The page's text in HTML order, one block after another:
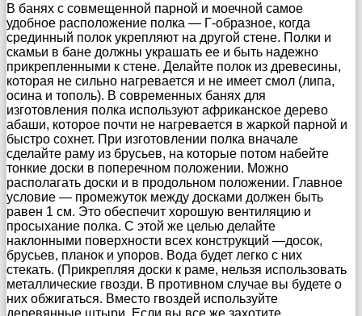
В банях с совмещенной парной и моечной самое
удобное расположение полка — Г-образное, когда
срединный полок укрепляют на другой стене. Полки и
скамьи в бане должны украшать ее и быть надежно
прикрепленными к стене. Делайте полок из древесины,
которая не сильно нагревается и не имеет смол (липа,
осина и тополь). В современных банях для
изготовления полка используют африканское дерево
абаши, которое почти не нагревается в жаркой парной и
быстро сохнет. При изготовлении полка вначале
сделайте раму из брусьев, на которые потом набейте
тонкие доски в поперечном положении. Можно
располагать доски и в продольном положении. Главное
условие — промежуток между досками должен быть
равен 1 см. Это обеспечит хорошую вентиляцию и
просыхание полка. С этой же целью делайте
наклонными поверхности всех конструкций —досок,
брусьев, планок и упоров. Вода будет легко с них
стекать. (Прикрепляя доски к раме, нельзя использовать
металлические гвозди. В противном случае вы будете о
них обжигаться. Вместо гвоздей используйте
деревянные штыри. Если вы все же захотите